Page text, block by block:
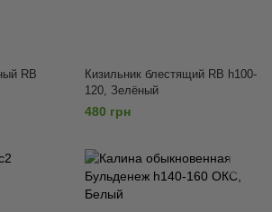
RB
Кизильник блестящий RB h100-
120, Зелёный
480 грн